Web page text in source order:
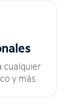
cualquier
y más.